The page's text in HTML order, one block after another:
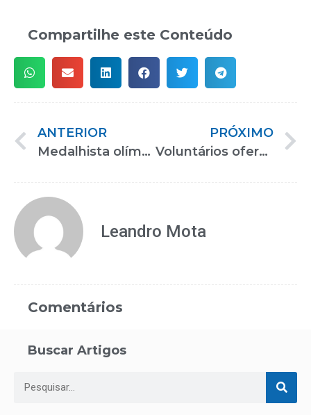
Compartilhe este Conteúdo
ANTERIOR
Medalhista olímpica de judô participa das atividades de vivência esportiva
PRÓXIMO
Voluntários oferecem acolhimento aos visitantes na Reatech
Leandro Mota
Comentários
Buscar Artigos